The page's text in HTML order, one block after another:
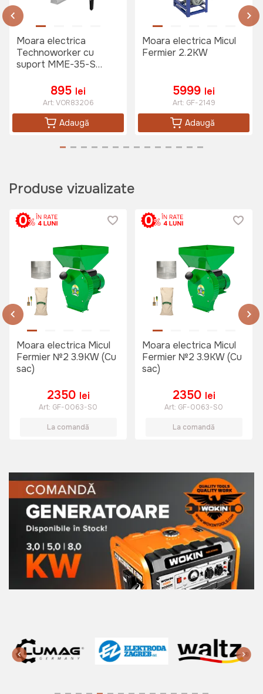
165 lei
Cantar cu brat rabatabil Micul
Fermier cu afisaj dublu 350kg
Art:
1150 lei
Prelungitor 10m Orno 10A 3x1.0
Art:GES1GS10M
265 lei
Prelungitor 20m Orno 10A 3x1.0
mm, 230 V
GES1GS20M
490 lei
mm, 230 V
Art:
799 lei
Prelungitor 40 m ORrno 10A 3P
990 lei
Moara electrica
Technoworker cu
suport MME-35-S
895 lei
Art:VOR83206
Adaugă
Moara electrica Micul
Fermier 2.2KW
5999 lei
Art: GF-2149
Adaugă
Produse vizualizate
Moara electrica Micul
Fermier №2 3.9KW (Cu
sac)
2350 lei
Art: GF-0063-S0
La comandă
Moara electrica Micul
Fermier №2 3.9KW (Cu
sac)
2350 lei
Art: GF-0063-S0
La comandă